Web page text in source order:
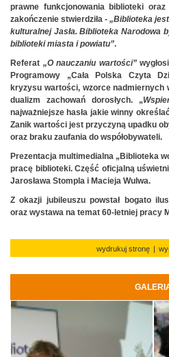
prawne funkcjonowania biblioteki
zakończenie stwierdziła - „Biblioteka
kulturalnej Jasła. Biblioteka Narodowa
biblioteki miasta i powiatu”.
Referat „O nauczaniu wartości”
Programowy „Cała Polska Czyta
kryzysu wartości, wzorce nadmiernych
dualizm zachowań dorosłych. „
najważniejsze hasła jakie winny
Zanik wartości jest przyczyną upadku
oraz braku zaufania do współobywateli.
Prezentacja multimedialna „Biblioteka
pracę biblioteki. Część oficjalną
Jarosława Stompla i Macieja Wulwa.
Z okazji jubileuszu powstał bogato
oraz wystawa na temat 60-letniej pracy
wydrukuj stronę |